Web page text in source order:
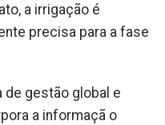
a irrigação é
precisa para a fase
de gestão global e
a informaçã o